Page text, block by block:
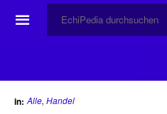
☰
in: Alle, Handel